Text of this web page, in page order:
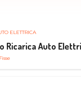
ELETTRICA
Ricarica Auto